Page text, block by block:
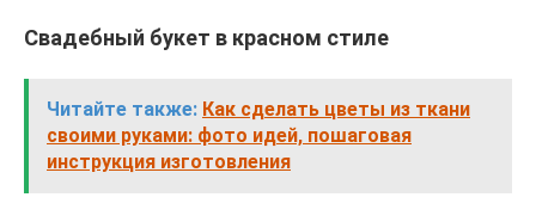
Свадебный букет в красном стиле
Читайте также: Как сделать цветы из ткани
своими руками: фото идей, пошаговая
инструкция изготовления